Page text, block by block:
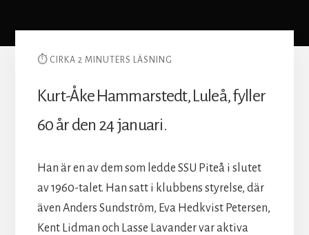
⏱ CIRKA 2 MINUTERS LÄSNING
Kurt-Åke Hammarstedt, Luleå, fyller
60 år den 24 januari.
Han är en av dem som ledde SSU Piteå i slutet
av 1960-talet. Han satt i klubbens styrelse, där
även Anders Sundström, Eva Hedkvist Petersen,
Kent Lidman och Lasse Lavander var aktiva